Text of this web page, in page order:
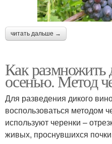
читать дальше →
Как размножить
осенью. Метод
Для разведения дикого
воспользоваться методом
используют черенки –
живых, проснувшихся